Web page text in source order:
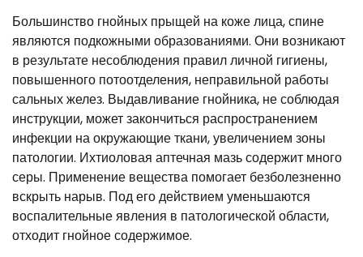
Большинство гнойных прыщей на коже лица, спине
являются подкожными образованиями. Они возникают
в результате несоблюдения правил личной гигиены,
повышенного потоотделения, неправильной работы
сальных желез. Выдавливание гнойника, не соблюдая
инструкции, может закончиться распространением
инфекции на окружающие ткани, увеличением зоны
патологии. Ихтиоловая аптечная мазь содержит много
серы. Применение вещества помогает безболезненно
вскрыть нарыв. Под его действием уменьшаются
воспалительные явления в патологической области,
отходит гнойное содержимое.